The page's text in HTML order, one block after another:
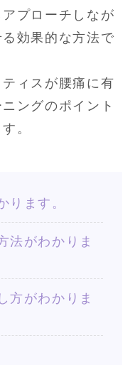
プローチしなが
効果的な方法で
ィスが腰痛に有
ングのポイント
。
ります。
法がわかりま
方がわかりま